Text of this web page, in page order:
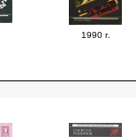
1990 г.